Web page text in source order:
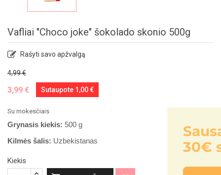
Vafliai "Choco joke" šokolado skonio 500g
Rašyti savo apžvalgą
4,99 €
3,99 € Sutaupote 1,00 €
Su mokesčiais
Grynasis kiekis: 500 g
Kilmės šalis: Uzbekistanas
Kiekis
Sausainiai
30€ sumos!